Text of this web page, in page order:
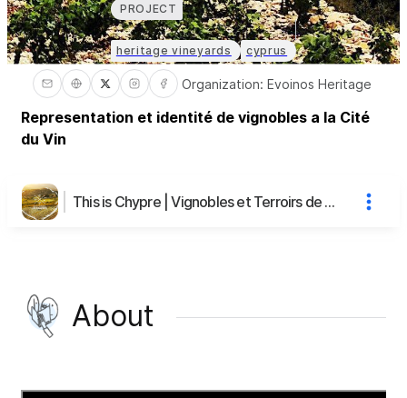
PROJECT
heritage vineyards cyprus
Organization: Evoinos Heritage
Representation et identité de vignobles a la Cité
du Vin
This is Chypre | Vignobles et Terroirs de Vignerons's page
About